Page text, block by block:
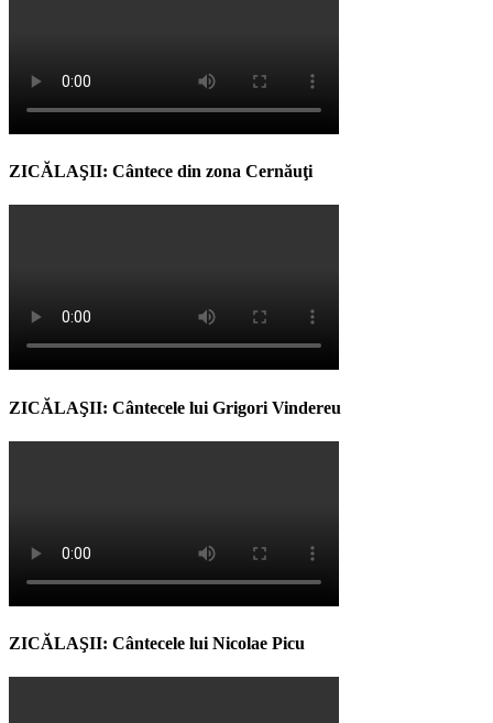
ZICĂLAŞII: Cântece din zona Cernăuţi
ZICĂLAŞII: Cântecele lui Grigori Vindereu
ZICĂLAŞII: Cântecele lui Nicolae Picu